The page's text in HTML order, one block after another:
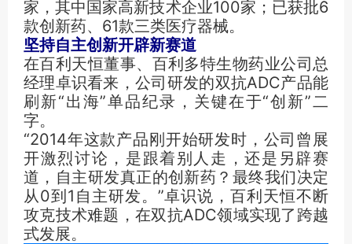
家，其中国家高新技术企业100家；已获批6
款创新药、61款三类医疗器械。
坚持自主创新开辟新赛道
在百利天恒董事、百利多特生物药业公司总
经理卓识看来，公司研发的双抗ADC产品能
刷新“出海”单品纪录，关键在于“创新”二
字。
“2014年这款产品刚开始研发时，公司曾展
开激烈讨论，是跟着别人走，还是另辟赛
道，自主研发真正的创新药？最终我们决定
从0到1自主研发。”卓识说，百利天恒不断
攻克技术难题，在双抗ADC领域实现了跨越
式发展。